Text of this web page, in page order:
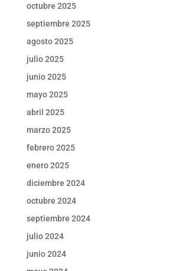
octubre 2025
septiembre 2025
agosto 2025
julio 2025
junio 2025
mayo 2025
abril 2025
marzo 2025
febrero 2025
enero 2025
diciembre 2024
octubre 2024
septiembre 2024
julio 2024
junio 2024